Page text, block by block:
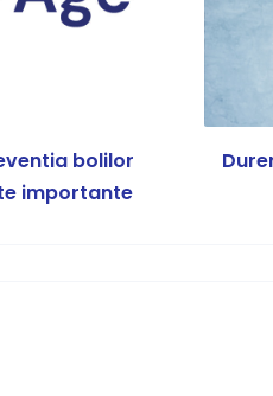
bolilor
importante